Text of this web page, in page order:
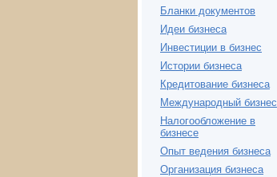
Бланки документов
Идеи бизнеса
Инвестиции в бизнес
Истории бизнеса
Кредитование бизнеса
Международный бизнес
Налогообложение в
бизнесе
Опыт ведения бизнеса
Организация бизнеса